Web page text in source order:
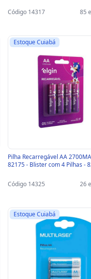
Código 14317 85
Estoque Cuiabá
Pilha Recarregável AA
82175 - Blister com 4 Pilhas -
Código 14325 26
Estoque Cuiabá